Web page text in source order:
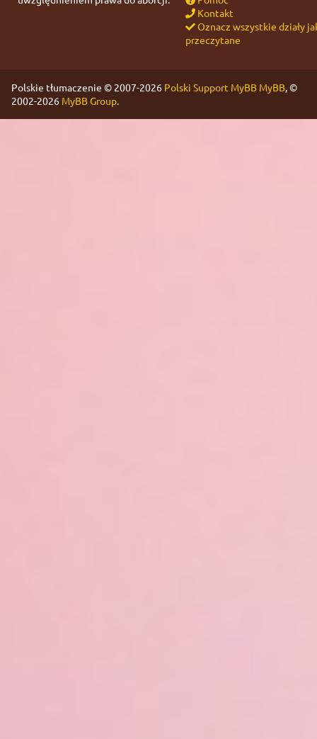
Kontakt
Oznacz wszystkie działy
przeczytane
Polskie tłumaczenie © 2007-2026 Polski Support MyBB MyBB, ©
2002-2026 MyBB Group.